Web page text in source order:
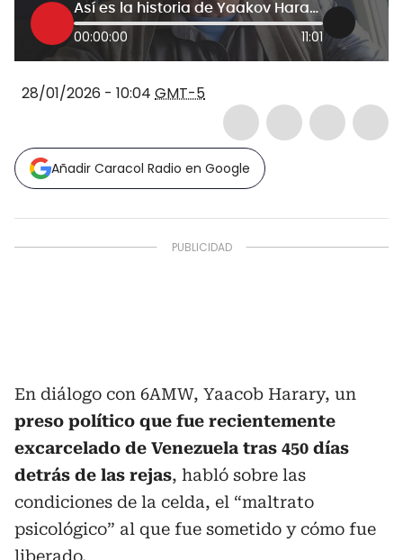
Así es la historia de Yaakov Harary, preso político del chavismo liberado: narró su detención
00:00:00 11:01
28/01/2026 - 10:04 GMT-5
Añadir Caracol Radio en Google
En diálogo con 6AMW, Yaacob Harary, un
preso político que fue recientemente
excarcelado de Venezuela tras 450 días
detrás de las rejas, habló sobre las
condiciones de la celda, el “maltrato
psicológico” al que fue sometido y cómo fue
liberado.